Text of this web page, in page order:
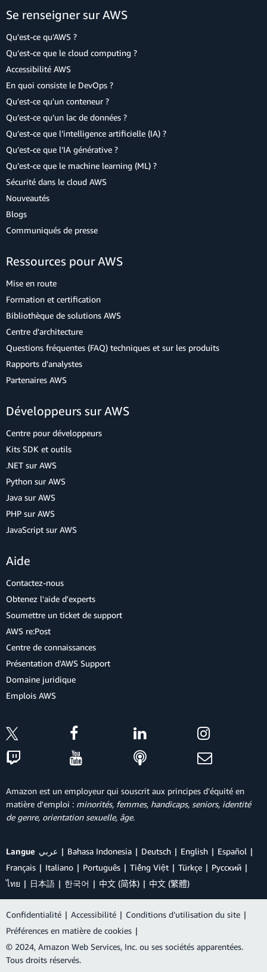
Se renseigner sur AWS
Qu'est-ce qu'AWS ?
Qu’est-ce que le cloud computing ?
Accessibilité AWS
En quoi consiste le DevOps ?
Qu'est-ce qu'un conteneur ?
Qu’est-ce qu’un lac de données ?
Qu’est-ce que l’intelligence artificielle (IA) ?
Qu’est-ce que l’IA générative ?
Qu’est-ce que le machine learning (ML) ?
Sécurité dans le cloud AWS
Nouveautés
Blogs
Communiqués de presse
Ressources pour AWS
Mise en route
Formation et certification
Bibliothèque de solutions AWS
Centre d'architecture
Questions fréquentes (FAQ) techniques et sur les produits
Rapports d'analystes
Partenaires AWS
Développeurs sur AWS
Centre pour développeurs
Kits SDK et outils
.NET sur AWS
Python sur AWS
Java sur AWS
PHP sur AWS
JavaScript sur AWS
Aide
Contactez-nous
Obtenez l'aide d'experts
Soumettre un ticket de support
AWS re:Post
Centre de connaissances
Présentation d'AWS Support
Domaine juridique
Emplois AWS
Amazon est un employeur qui souscrit aux principes d'équité en
matière d'emploi : minorités, femmes, handicaps, seniors, identité
de genre, orientation sexuelle, âge.
Langue عربي Bahasa Indonesia Deutsch English
Español
Français
Italiano Português Tiếng Việt Türkçe
Ρусский
ไทย
日本語 한국어 中文 (简体) 中文 (繁體)
Confidentialité | Accessibilité | Conditions d’utilisation du site |
Préférences en matière de cookies |
© 2024, Amazon Web Services, Inc. ou ses sociétés apparentées.
Tous droits réservés.